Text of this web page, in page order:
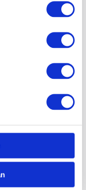
bij
Toch kan de
productieprocessen
of
bedrijven die